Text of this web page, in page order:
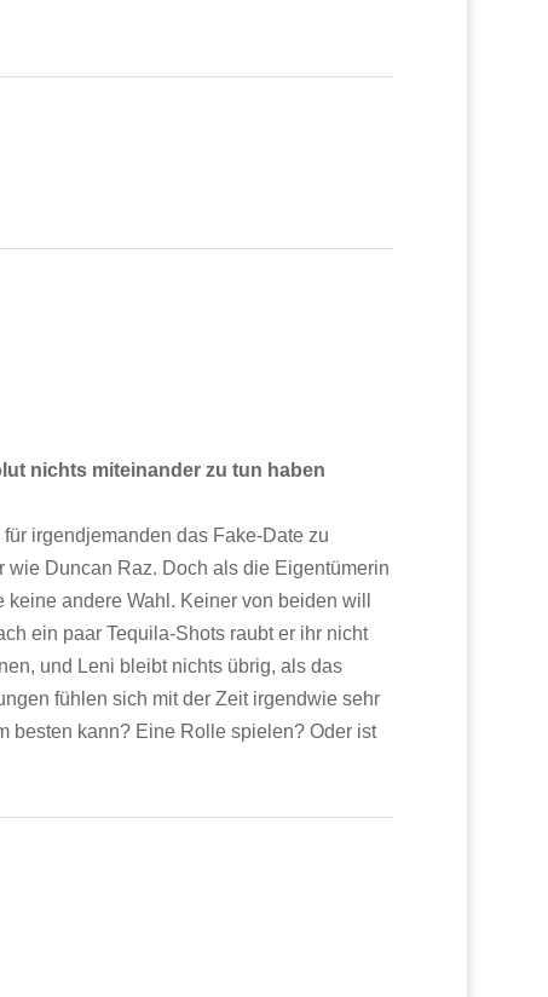
nichts miteinander zu tun haben
irgendjemanden das Fake-Date zu
Duncan Raz. Doch als die Eigentümerin
andere Wahl. Keiner von beiden will
ein paar Tequila-Shots raubt er ihr nicht
und Leni bleibt nichts übrig, als das
fühlen sich mit der Zeit irgendwie sehr
besten kann? Eine Rolle spielen? Oder ist